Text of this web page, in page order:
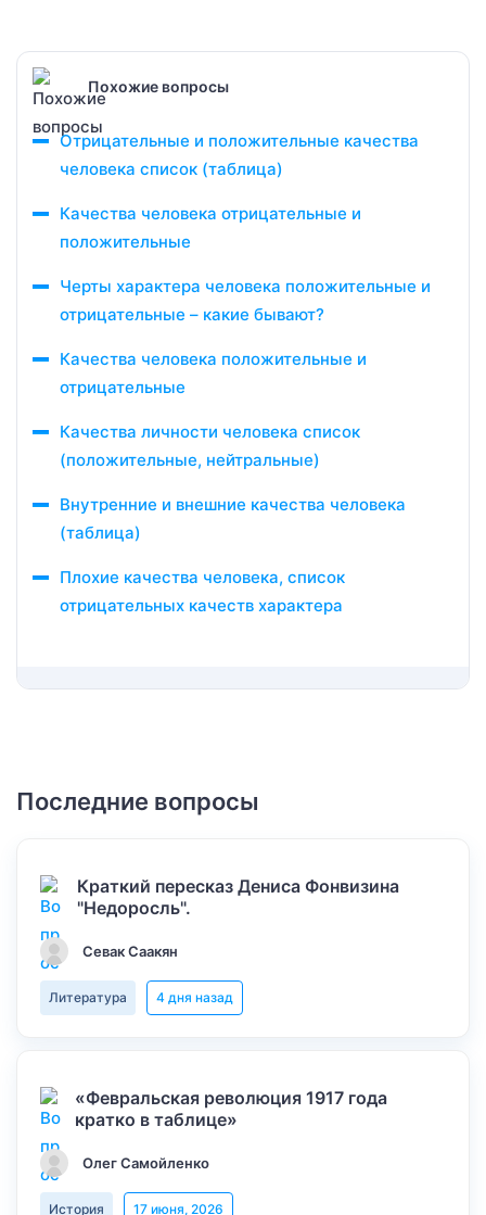
Похожие вопросы
Отрицательные и положительные качества
человека список (таблица)
Качества человека отрицательные и
положительные
Черты характера человека положительные и
отрицательные – какие бывают?
Качества человека положительные и
отрицательные
Качества личности человека список
(положительные, нейтральные)
Внутренние и внешние качества человека
(таблица)
Плохие качества человека, список
отрицательных качеств характера
Последние вопросы
Краткий пересказ Дениса Фонвизина
"Недоросль".
Севак Саакян
Литература 4 дня назад
«Февральская революция 1917 года
кратко в таблице»
Олег Самойленко
История 17 июня, 2026